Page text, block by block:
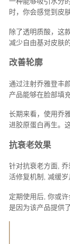
时，你会感觉到皮
除了透明质酸，这
减少自由基对皮肤
改善轮廓
通过注射乔雅登丰
产品能够在脸部填
长期来看，使用乔
进胶原蛋白再生。
抗衰老效果
针对抗衰老方面,
活修复机制, 减缓岁
定期使用后, 你或
是因为该产品提供